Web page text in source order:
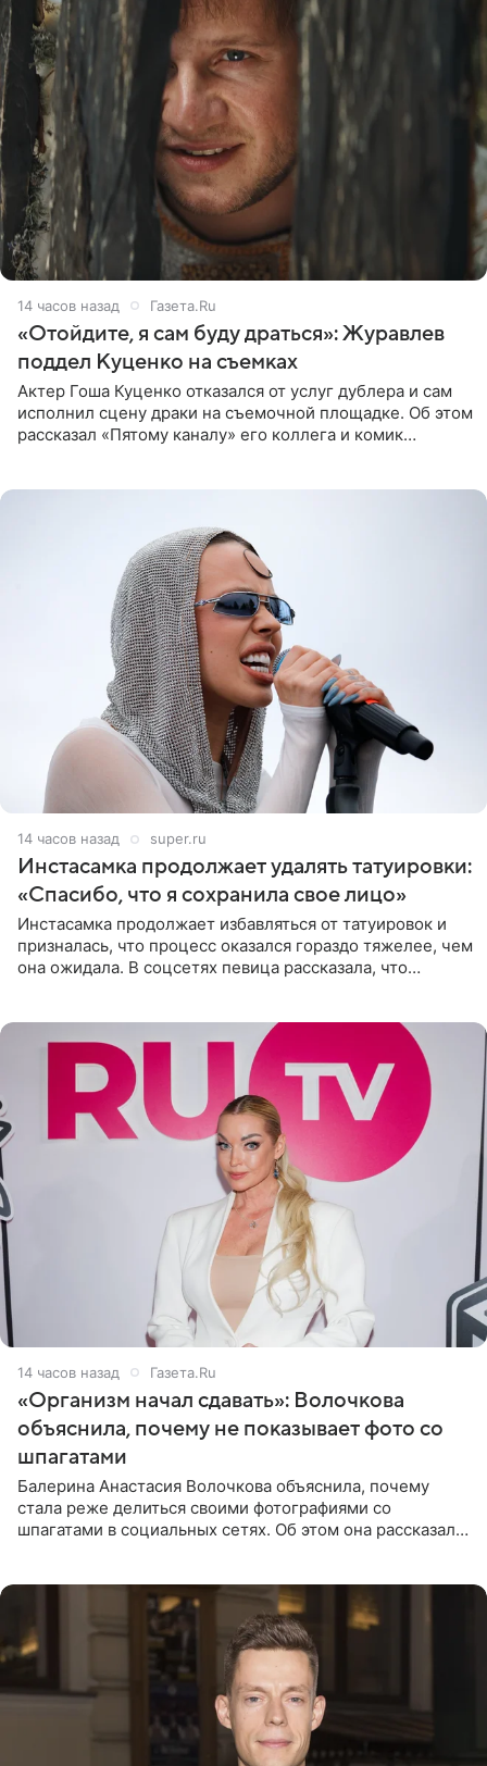
14 часов назад Газета.Ru
«Отойдите, я сам буду драться»: Журавлев
поддел Куценко на съемках
Актер Гоша Куценко отказался от услуг дублера и сам
исполнил сцену драки на съемочной площадке. Об этом
рассказал «Пятому каналу» его коллега и комик
14 часов назад super.ru
Инстасамка продолжает удалять татуировки:
«Спасибо, что я сохранила свое лицо»
Инстасамка продолжает избавляться от татуировок и
призналась, что процесс оказался гораздо тяжелее, чем
она ожидала. В соцсетях певица рассказала, что
14 часов назад Газета.Ru
«Организм начал сдавать»: Волочкова
объяснила, почему не показывает фото со
шпагатами
Балерина Анастасия Волочкова объяснила, почему
стала реже делиться своими фотографиями со
шпагатами в социальных сетях. Об этом она рассказала